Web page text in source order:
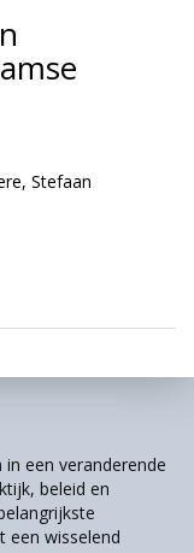
, Stefaan
een veranderende
beleid en
een wisselend